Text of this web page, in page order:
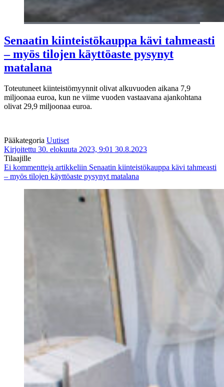
Senaatin kiinteistökauppa kävi tahmeasti
– myös tilojen käyttöaste pysynyt
matalana
Toteutuneet kiinteistömyynnit olivat alkuvuoden aikana 7,9
miljoonaa euroa, kun ne viime vuoden vastaavana ajankohtana
olivat 29,9 miljoonaa euroa.
Pääkategoria Uutiset
Kirjoitettu 30. elokuuta 2023, 9:01 30.8.2023
Tilaajille
Ei kommentteja artikkeliin Senaatin kiinteistökauppa kävi tahmeasti
– myös tilojen käyttöaste pysynyt matalana